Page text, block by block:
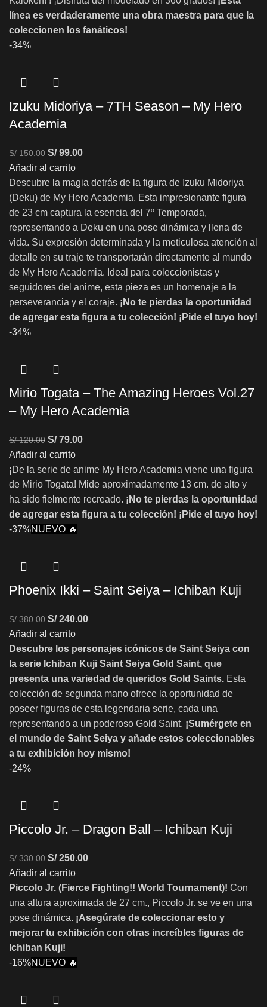
línea es verdaderamente una obra maestra para que la
coleccionen los fanáticos!
-34%
Izuku Midoriya – 7TH Season – My Hero
Academia
S/150.00 S/99.00
Añadir al carrito
Descubre la magia detrás de la figura de Izuku Midoriya
(Deku) de My Hero Academia. Esta impresionante figura
de 23 cm captura la esencia del 7º Temporada,
representando a Deku en una pose dinámica y llena de
vida. Su expresión determinada y la meticulosa atención al
detalle en su traje te transportarán directamente al mundo
de My Hero Academia. Ideal para coleccionistas y
seguidores del anime, esta pieza es un homenaje a la
perseverancia y el coraje. ¡No te pierdas la oportunidad
de agregar esta figura a tu colección! ¡Pide el tuyo hoy!
-34%
Mirio Togata – The Amazing Heroes Vol.27
– My Hero Academia
S/120.00 S/79.00
Añadir al carrito
¡De la serie de anime My Hero Academia viene una figura
de Mirio Togata! Mide aproximadamente 13 cm. de alto y
ha sido fielmente recreado. ¡No te pierdas la oportunidad
de agregar esta figura a tu colección! ¡Pide el tuyo hoy!
-37%NUEVO 🔥
Phoenix Ikki – Saint Seiya – Ichiban Kuji
S/380.00 S/240.00
Añadir al carrito
Descubre los personajes icónicos de Saint Seiya con
la serie Ichiban Kuji Saint Seiya Gold Saint, que
presenta una variedad de queridos Gold Saints. Esta
colección de segunda mano ofrece la oportunidad de
poseer figuras de esta legendaria serie, cada una
representando a un poderoso Gold Saint. ¡Sumérgete en
el mundo de Saint Seiya y añade estos coleccionables
a tu exhibición hoy mismo!
-24%
Piccolo Jr. – Dragon Ball – Ichiban Kuji
S/330.00 S/250.00
Añadir al carrito
Piccolo Jr. (Fierce Fighting!! World Tournament)! Con
una altura aproximada de 27 cm., Piccolo Jr. se ve en una
pose dinámica. ¡Asegúrate de coleccionar esto y
mejorar tu exhibición con otras increíbles figuras de
Ichiban Kuji!
-16%NUEVO 🔥